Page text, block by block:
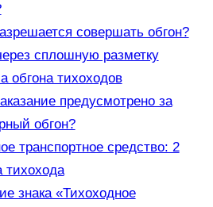
совершать обгон?
сплошную разметку
обгона тихоходов
предусмотрено за
обгон?
транспортное средство: 2
тихохода
знака «Тихоходное